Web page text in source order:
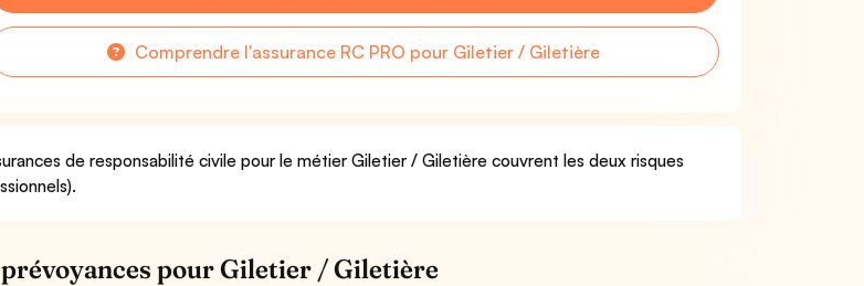
Comprendre l'assurance RC PRO pour Giletier / Giletière
de responsabilité civile pour le métier Giletier / Giletière couvrent les deux risques
prévoyances pour Giletier / Giletière